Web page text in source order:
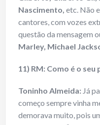
Nascimento, etc. Não
cantores, com vozes
questão da mensagem
Marley, Michael
11) RM: Como é o
Toninho Almeida: Já
começo sempre vinha
demorava muito, pois